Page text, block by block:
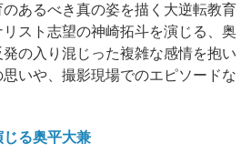
あるべき真の姿を描く大逆転教育
スト志望の神崎拓斗を演じる、奥
の入り混じった複雑な感情を抱い
いや、撮影現場でのエピソードな
じる奥平大兼